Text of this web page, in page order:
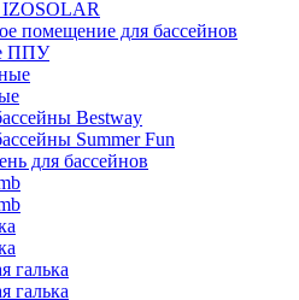
помещение для бассейнов
ППУ
Bestway
Summer Fun
для бассейнов
галька
галька